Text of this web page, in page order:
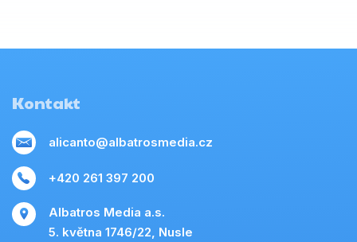
Kontakt
alicanto@albatrosmedia.cz
+420 261 397 200
Albatros Media a.s.
5. května 1746/22, Nusle